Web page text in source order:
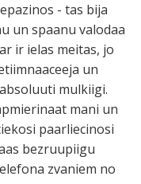
- tas bija
un spaanu valodaa
ir ielas meitas, jo
un
mulkiigi.
mani un
paarliecinosi
bezruupiigu
zvaniem no